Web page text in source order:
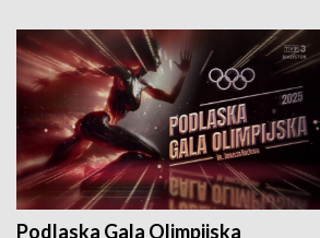
Podlaska Gala Olimpijska